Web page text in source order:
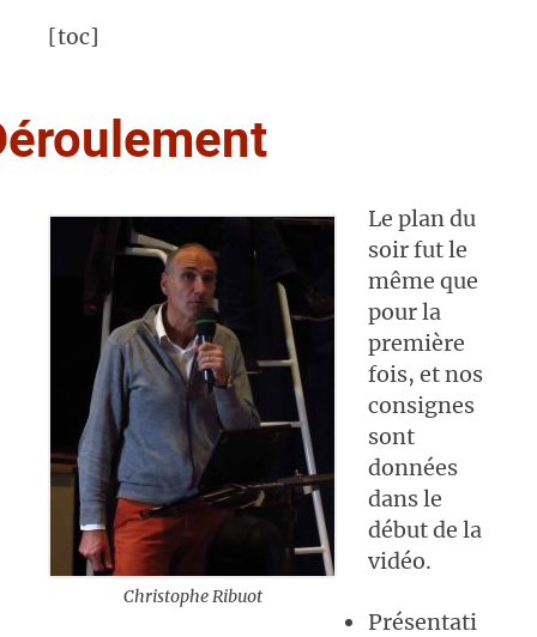
[toc]
Christophe Ribuot
Le plan du
soir fut le
même que
pour la
première
fois, et nos
consignes
sont
données
dans le
début de la
vidéo.
Présentati